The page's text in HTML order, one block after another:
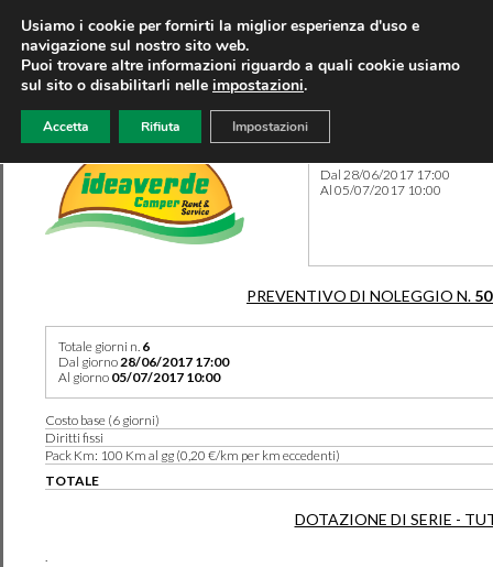
Dal 28/06/2017 17:00
Al 05/07/2017 10:00
PREVENTIVO DI NOLEGGIO N.
Totale giorni n. 6
Dal giorno28/06/2017 17:00
Al giorno 05/07/2017 10:00
Costo base (6 giorni)
Diritti fissi
Pack Km: 100 Km al gg (0,20 €/km per km eccedenti)
TOTALE
DOTAZIONE DI SERIE -
.
Usiamo i cookie per fornirti la miglior esperienza d'uso e
navigazione sul nostro sito web.
Puoi trovare altre informazioni riguardo a quali cookie usiamo
sul sito o disabilitarli nelle impostazioni.
Accetta Rifiuta Impostazioni